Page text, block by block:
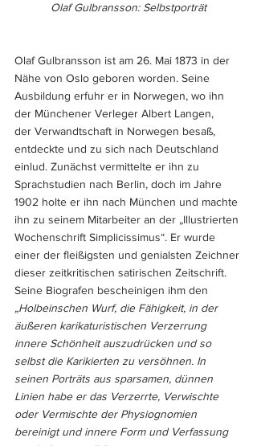
Olaf Gulbransson: Selbstporträt
Olaf Gulbransson ist am 26. Mai 1873 in der
Nähe von Oslo geboren worden. Seine
Ausbildung erfuhr er in Norwegen, wo ihn
der Münchener Verleger Albert Langen,
der Verwandtschaft in Norwegen besaß,
entdeckte und zu sich nach Deutschland
einlud. Zunächst vermittelte er ihn zu
Sprachstudien nach Berlin, doch im Jahre
1902 holte er ihn nach München und machte
ihn zu seinem Mitarbeiter an der „Illustrierten
Wochenschrift Simplicissimus“. Er wurde
einer der fleißigsten und genialsten Zeichner
dieser zeitkritischen satirischen Zeitschrift.
Seine Biografen bescheinigen ihm den
„Holbeinschen Wurf, die Fähigkeit, in der
äußeren ka­ri­ka­tu­ris­ti­schen Verzerrung
innere Schönheit auszudrücken und so
selbst die Karikierten zu versöhnen. In
seinen Porträts aus sparsamen, dünnen
Linien habe er das Verzerrte, Verwischte
oder Vermischte der Physiognomien
bereinigt und innere Form und Verfassung